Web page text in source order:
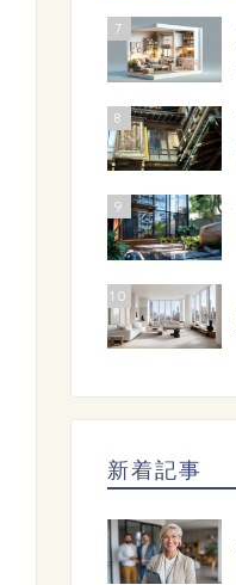
7
8
9
10
新着記事